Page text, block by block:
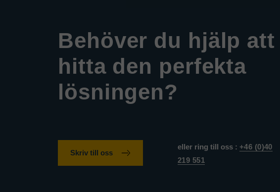
Behöver du hjälp att
hitta den perfekta
lösningen?
Skriv till oss
eller ring till oss : +46 (0)40
219 551